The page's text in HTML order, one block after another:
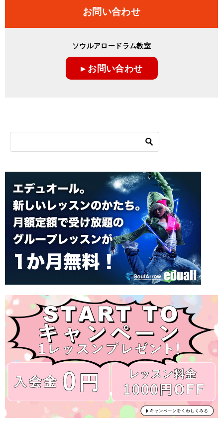
お問い合わせ
ソウルアロードラム教室
▸ お問い合わせ